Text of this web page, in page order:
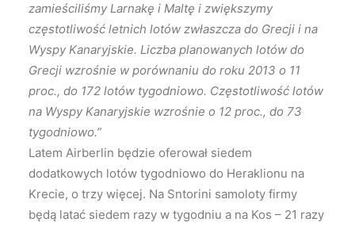
zamieściliśmy Larnakę i Maltę i zwiększymy
częstotliwość letnich lotów zwłaszcza do Grecji i na
Wyspy Kanaryjskie. Liczba planowanych lotów do
Grecji wzrośnie w porównaniu do roku 2013 o 11
proc., do 172 lotów tygodniowo. Częstotliwość lotów
na Wyspy Kanaryjskie wzrośnie o 12 proc., do 73
tygodniowo.”
Latem Airberlin będzie oferował siedem
dodatkowych lotów tygodniowo do Heraklionu na
Krecie, o trzy więcej. Na Sntorini samoloty firmy
będą latać siedem razy w tygodniu a na Kos – 21 razy